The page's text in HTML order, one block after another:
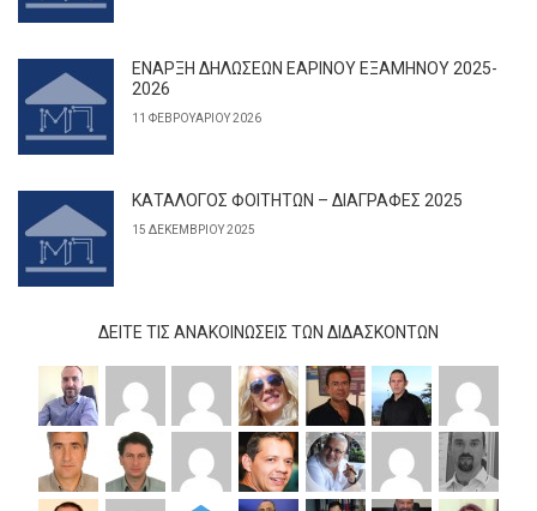
ΕΝΑΡΞΗ ΔΗΛΩΣΕΩΝ ΕΑΡΙΝΟΥ ΕΞΑΜΗΝΟΥ 2025-
2026
11 ΦΕΒΡΟΥΑΡΊΟΥ 2026
ΚΑΤΑΛΟΓΟΣ ΦΟΙΤΗΤΩΝ – ΔΙΑΓΡΑΦΕΣ 2025
15 ΔΕΚΕΜΒΡΊΟΥ 2025
ΔΕΊΤΕ ΤΙΣ ΑΝΑΚΟΙΝΏΣΕΙΣ ΤΩΝ ΔΙΔΆΣΚΟΝΤΩΝ